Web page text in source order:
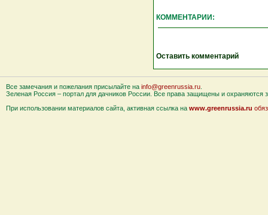
КОММЕНТАРИИ:
Оставить комментарий
Все замечания и пожелания присылайте на info@greenrussia.ru
Зеленая Россия – портал для дачников России. Все права защищены и охраняются
При использовании материалов сайта, активная ссылка на www.greenrussia.ru